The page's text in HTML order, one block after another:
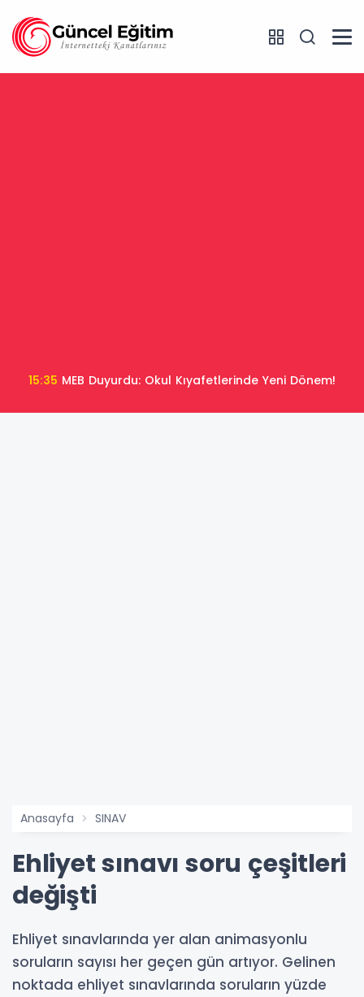
15:35 MEB Duyurdu: Okul Kıyafetlerinde Yeni Dönem!
Anasayfa SINAV
Ehliyet sınavı soru çeşitleri
değişti
Ehliyet sınavlarında yer alan animasyonlu
soruların sayısı her geçen gün artıyor. Gelinen
noktada ehliyet sınavlarında soruların yüzde